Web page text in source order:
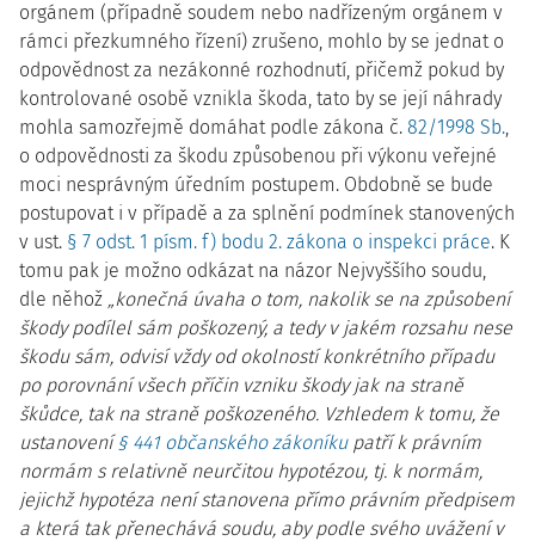
orgánem (případně soudem nebo nadřízeným orgánem v
rámci přezkumného řízení) zrušeno, mohlo by se jednat o
odpovědnost za nezákonné rozhodnutí, přičemž pokud by
kontrolované osobě vznikla škoda, tato by se její náhrady
mohla samozřejmě domáhat podle zákona č. 82/1998 Sb.,
o odpovědnosti za škodu způsobenou při výkonu veřejné
moci nesprávným úředním postupem. Obdobně se bude
postupovat i v případě a za splnění podmínek stanovených
v ust. § 7 odst. 1 písm. f) bodu 2. zákona o inspekci práce. K
tomu pak je možno odkázat na názor Nejvyššího soudu,
dle něhož „konečná úvaha o tom, nakolik se na způsobení
škody podílel sám poškozený, a tedy v jakém rozsahu nese
škodu sám, odvisí vždy od okolností konkrétního případu
po porovnání všech příčin vzniku škody jak na straně
škůdce, tak na straně poškozeného. Vzhledem k tomu, že
ustanovení§ 441 občanského zákoníkupatří k právním
normám s relativně neurčitou hypotézou, tj. k normám,
jejichž hypotéza není stanovena přímo právním předpisem
a která tak přenechává soudu, aby podle svého uvážení v